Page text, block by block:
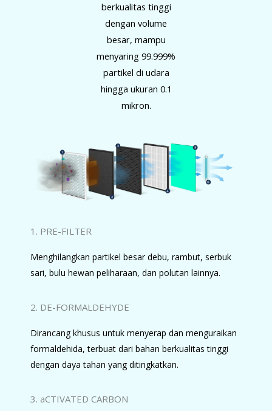
berkualitas tinggi
dengan volume
besar, mampu
menyaring 99.999%
partikel di udara
hingga ukuran 0.1
mikron.
1. PRE-FILTER
Menghilangkan partikel besar debu, rambut, serbuk
sari, bulu hewan peliharaan, dan polutan lainnya.
2. DE-FORMALDEHYDE
Dirancang khusus untuk menyerap dan menguraikan
formaldehida, terbuat dari bahan berkualitas tinggi
dengan daya tahan yang ditingkatkan.
3. aCTIVATED CARBON